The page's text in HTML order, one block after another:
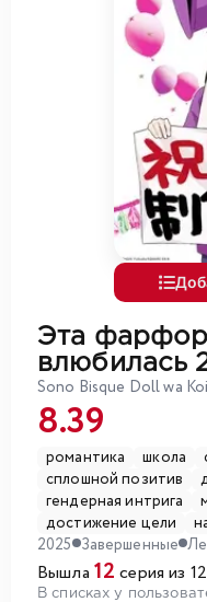
Эта
влюбилась
Sono Bisque Doll wa
8.39
романтика школа
сплошной позитив
гендерная интрига
достижение цели
2025 Завершенные
Вышла 12 серия из 12
В списках у